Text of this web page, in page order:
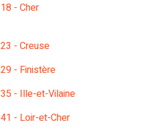
18 - Cher
23 - Creuse
29 - Finistère
35 - Ille-et-Vilaine
41 - Loir-et-Cher